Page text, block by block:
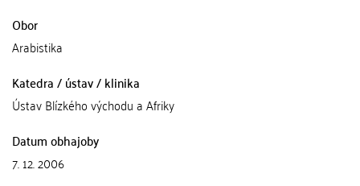
Obor
Arabistika
Katedra / ústav / klinika
Ústav Blízkého východu a Afriky
Datum obhajoby
7. 12. 2006